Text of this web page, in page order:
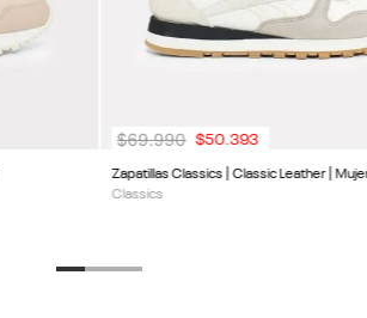
Zapatillas Classics | Classic Leather |
Classics
$69.990 $50.393